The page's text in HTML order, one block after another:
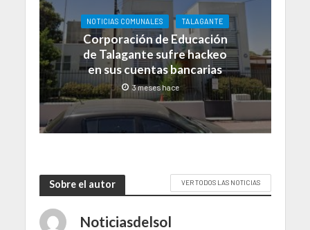
NOTICIAS COMUNALES TALAGANTE
Corporación de Educación
de Talagante sufre hackeo
en sus cuentas bancarias
3 meses hace
Sobre el autor VER TODOS LAS NOTICIAS
Noticiasdelsol